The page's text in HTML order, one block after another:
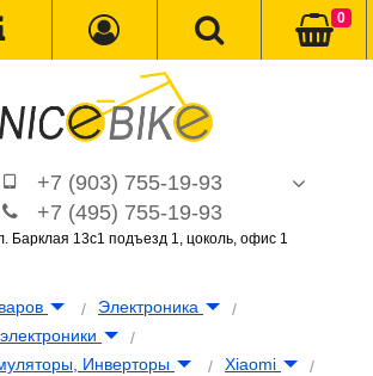
+7 (903) 755-19-93
+7 (495) 755-19-93
Барклая 13с1 подъезд 1, цоколь, офис 1
0
Электроника
Инверторы
Xiaomi